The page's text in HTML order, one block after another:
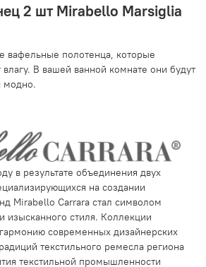
2 шт Mirabello Marsiglia
вафельные полотенца, которые
В вашей ванной комнате они будут
модно.
в результате объединения двух
на создании
Mirabello Carrara стал символом
изысканного стиля. Коллекции
современных дизайнерских
текстильного ремесла региона
текстильной промышленности